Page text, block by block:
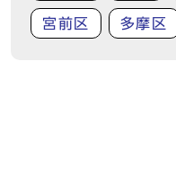
宮前区 多摩区